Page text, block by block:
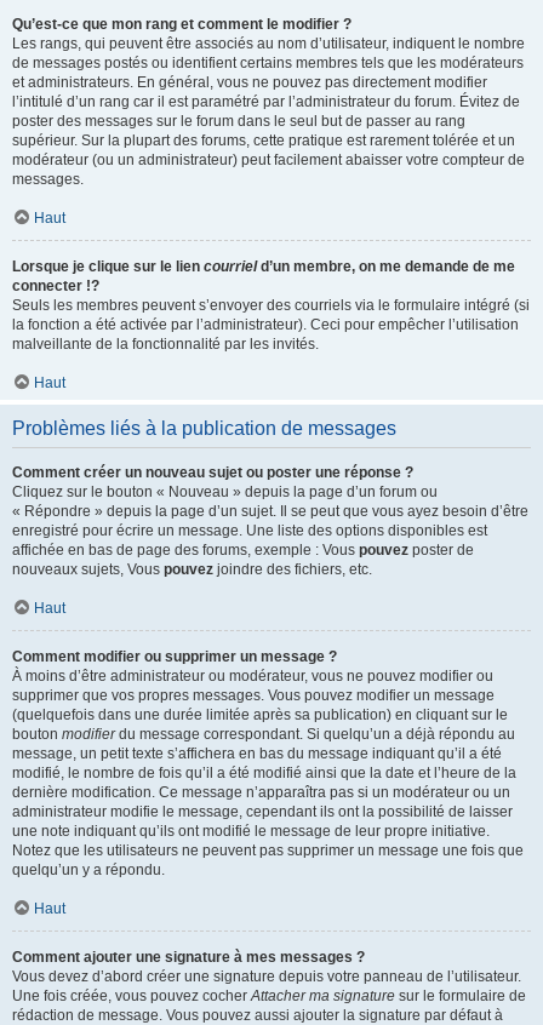
Qu’est-ce que mon rang et comment le modifier ?
Les rangs, qui peuvent être associés au nom d’utilisateur, indiquent le nombre
de messages postés ou identifient certains membres tels que les modérateurs
et administrateurs. En général, vous ne pouvez pas directement modifier
l’intitulé d’un rang car il est paramétré par l’administrateur du forum. Évitez de
poster des messages sur le forum dans le seul but de passer au rang
supérieur. Sur la plupart des forums, cette pratique est rarement tolérée et un
modérateur (ou un administrateur) peut facilement abaisser votre compteur de
messages.
Haut
Lorsque je clique sur le lien courrield’un membre, on me demande de me
connecter !?
Seuls les membres peuvent s’envoyer des courriels via le formulaire intégré (si
la fonction a été activée par l’administrateur). Ceci pour empêcher l’utilisation
malveillante de la fonctionnalité par les invités.
Haut
Problèmes liés à la publication de messages
Comment créer un nouveau sujet ou poster une réponse ?
Cliquez sur le bouton « Nouveau » depuis la page d’un forum ou
« Répondre » depuis la page d’un sujet. Il se peut que vous ayez besoin d’être
enregistré pour écrire un message. Une liste des options disponibles est
affichée en bas de page des forums, exemple : Vous pouvez poster de
nouveaux sujets, Vous pouvez joindre des fichiers, etc.
Haut
Comment modifier ou supprimer un message ?
À moins d’être administrateur ou modérateur, vous ne pouvez modifier ou
supprimer que vos propres messages. Vous pouvez modifier un message
(quelquefois dans une durée limitée après sa publication) en cliquant sur le
bouton modifierdu message correspondant. Si quelqu’un a déjà répondu au
message, un petit texte s’affichera en bas du message indiquant qu’il a été
modifié, le nombre de fois qu’il a été modifié ainsi que la date et l’heure de la
dernière modification. Ce message n’apparaîtra pas si un modérateur ou un
administrateur modifie le message, cependant ils ont la possibilité de laisser
une note indiquant qu’ils ont modifié le message de leur propre initiative.
Notez que les utilisateurs ne peuvent pas supprimer un message une fois que
quelqu’un y a répondu.
Haut
Comment ajouter une signature à mes messages ?
Vous devez d’abord créer une signature depuis votre panneau de l’utilisateur.
Une fois créée, vous pouvez cocherAttacher ma signature sur le formulaire de
rédaction de message. Vous pouvez aussi ajouter la signature par défaut à